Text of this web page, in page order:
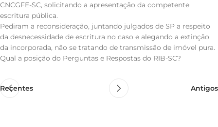
CNCGFE-SC, solicitando a apresentação da competente
escritura pública.
Pediram a reconsideração, juntando julgados de SP a respeito
da desnecessidade de escritura no caso e alegando a extinção
da incorporada, não se tratando de transmissão de imóvel pura.
Qual a posição do Perguntas e Respostas do RIB-SC?
Recentes Antigos